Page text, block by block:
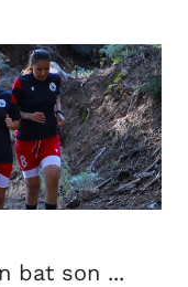
bat son ...